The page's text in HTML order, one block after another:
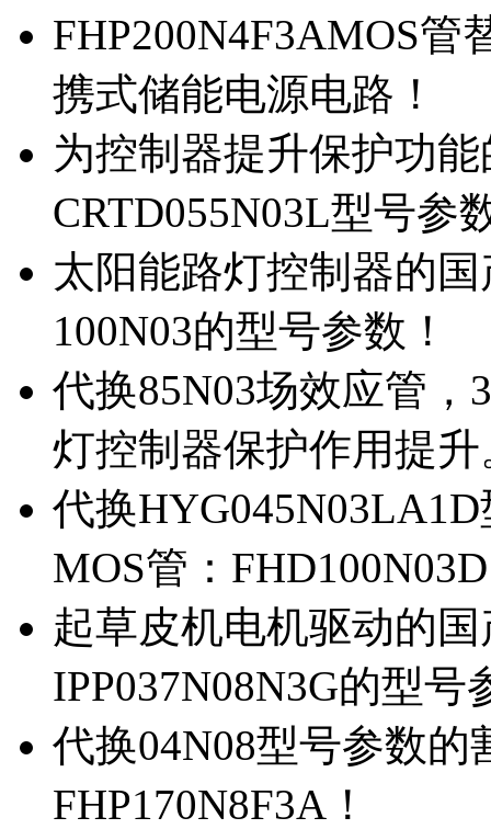
FHP200N4F3AMOS管
携式储能电源电路！
为控制器提升保护功
CRTD055N03L型号参
太阳能路灯控制器的
100N03的型号参数！
代换85N03场效应管
灯控制器保护作用提升
代换
MOS管：
起草皮机电机驱动的
IPP037N08N3G的型号
代换04N08型号参数
FHP170N8F3A！